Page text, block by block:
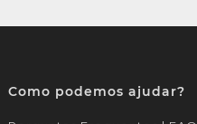
Como podemos ajudar?